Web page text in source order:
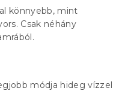
könnyebb, mint
Csak néhány
módja hideg vízzel